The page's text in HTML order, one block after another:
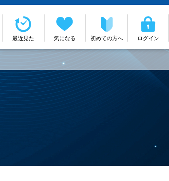
最近見た 気になる 初めての方へ ログイン